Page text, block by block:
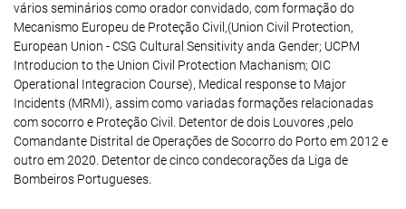
vários seminários como orador convidado, com formação do
Mecanismo Europeu de Proteção Civil,(Union Civil Protection,
European Union - CSG Cultural Sensitivity anda Gender; UCPM
Introducion to the Union Civil Protection Machanism; OIC
Operational Integracion Course), Medical response to Major
Incidents (MRMI), assim como variadas formações relacionadas
com socorro e Proteção Civil. Detentor de dois Louvores ,pelo
Comandante Distrital de Operações de Socorro do Porto em 2012 e
outro em 2020. Detentor de cinco condecorações da Liga de
Bombeiros Portugueses.